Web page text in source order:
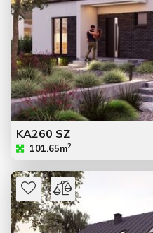
KA260 SZ
101.65m2